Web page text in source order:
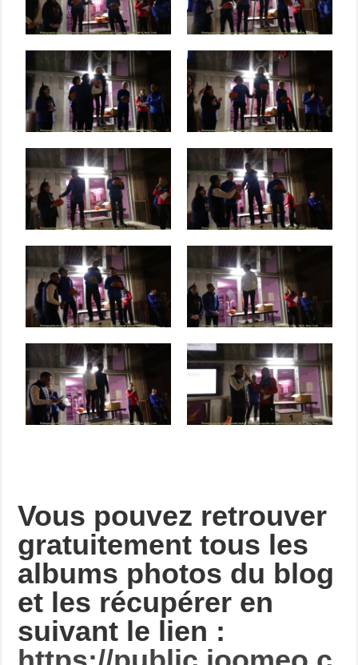
Vous pouvez retrouver
gratuitement tous les
albums photos du blog
et les récupérer en
suivant le lien :